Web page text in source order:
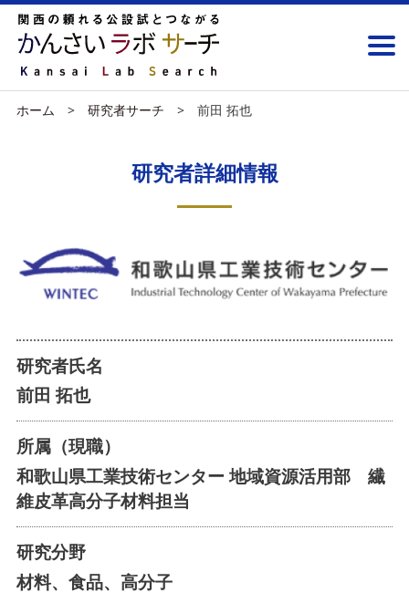
ホーム 研究者サーチ 前田 拓也
研究者詳細情報
研究者氏名
前田 拓也
所属（現職）
和歌山県工業技術センター 地域資源活用部 繊
維皮革高分子材料担当
研究分野
材料、食品、高分子